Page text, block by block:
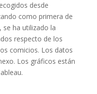
desde
como primera de
se ha utilizado la
respecto de los
comicios. Los datos
Los gráficos están